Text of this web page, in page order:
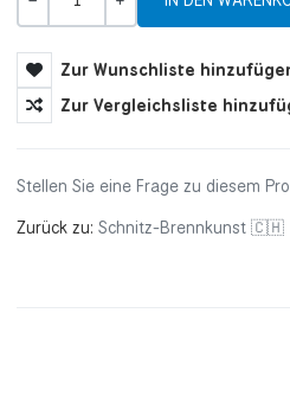
Zur Wunschliste
Zur Vergleichsliste
Stellen Sie eine Frage zu diesem
Zurück zu: Schnitz-Brennkunst 🇨🇭